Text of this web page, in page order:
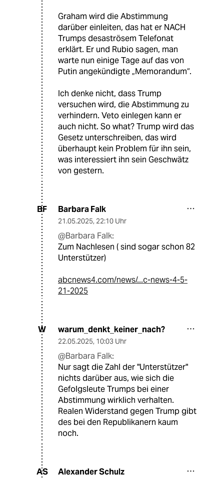
Graham wird die Abstimmung
darüber einleiten, das hat er NACH
Trumps desaströsem Telefonat
erklärt. Er und Rubio sagen, man
warte nun einige Tage auf das von
Putin angekündigte „Memorandum“.
Ich denke nicht, dass Trump
versuchen wird, die Abstimmung zu
verhindern. Veto einlegen kann er
auch nicht. So what? Trump wird das
Gesetz unterschreiben, das wird
überhaupt kein Problem für ihn sein,
was interessiert ihn sein Geschwätz
von gestern.
BF Barbara Falk
21.05.2025, 22:10 Uhr
@Barbara Falk:
Zum Nachlesen ( sind sogar schon 82
Unterstützer)
abcnews4.com/news/...c-news-4-5-
21-2025
W warum_denkt_keiner_nach?
22.05.2025, 10:03 Uhr
@Barbara Falk:
Nur sagt die Zahl der "Unterstützer"
nichts darüber aus, wie sich die
Gefolgsleute Trumps bei einer
Abstimmung wirklich verhalten.
Realen Widerstand gegen Trump gibt
des bei den Republikanern kaum
noch.
AS Alexander Schulz